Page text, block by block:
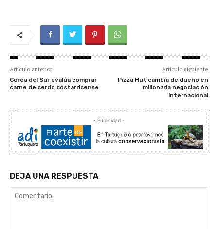
Artículo anterior
Corea del Sur evalúa comprar
carne de cerdo costarricense
Artículo siguiente
Pizza Hut cambia de dueño en
millonaria negociación
internacional
- Publicidad -
DEJA UNA RESPUESTA